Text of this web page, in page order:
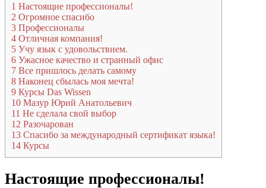
1 Настоящие профессионалы!
2 Огромное спасибо
3 Профессионалы
4 Отличная компания!
5 Учу язык с удовольствием.
6 Ужасное качество и странный офис
7 Все пришлось делать самому
8 Наконец сбылась моя мечта!
9 Курсы Das Wissen
10 Мазур Юрий Анатольевич
11 Не сделала свой выбор
12 Разочарован
13 Спасибо за международный сертификат языка!
14 Курсы
Настоящие профессионалы!